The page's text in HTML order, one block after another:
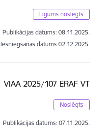
Līgums noslēgts
Publikācijas datums: 08.11.2025.
Iesniegšanas datums 02.12.2025.
VIAA 2025/107 ERAF VT
Noslēgts
Publikācijas datums: 07.11.2025.